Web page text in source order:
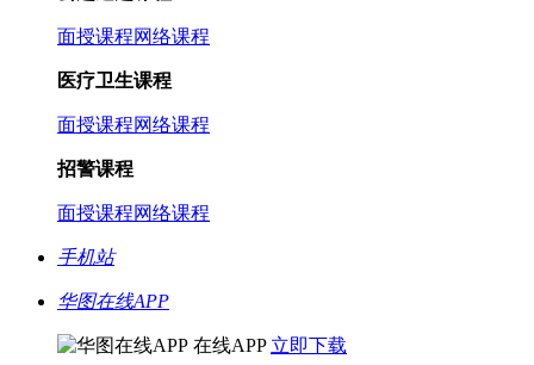
面授课程网络课程
医疗卫生课程
面授课程网络课程
招警课程
面授课程网络课程
手机站
华图在线APP
在线APP 立即下载